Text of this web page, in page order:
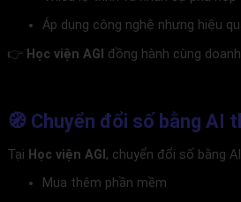
Áp dụng công nghệ nhưng hiệu
👉 Học viện AGI đồng hành cùng
🧭 Chuyển đổi số bằng AI
Tại Học viện AGI, chuyển đổi số bằng
Mua thêm phần mềm